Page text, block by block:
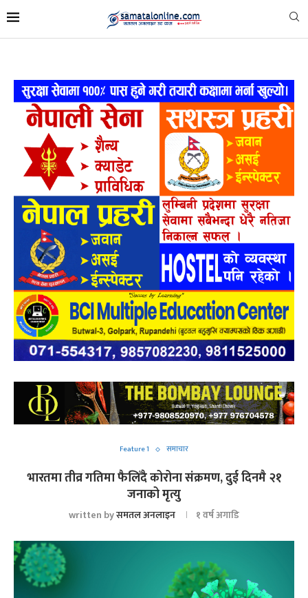
Feature 1 समाचार
भारतमा तीव्र गतिमा फैलिँदै कोरोना संक्रमण, दुई दिनमै २१
जनाको मृत्यु
written byसमतल अनलाइन १ वर्ष अगाडि